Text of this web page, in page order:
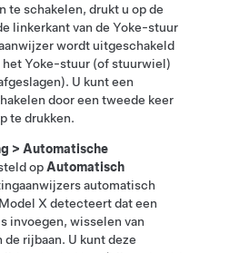
te schakelen, drukt u op de
linkerkant van de Yoke-stuur
wordt uitgeschakeld
hetYoke-stuur (of stuurwiel)
U kunt een
door een tweede keer
te drukken.
> Automatische
op Automatisch
automatisch
Model X detecteert dat een
invoegen, wisselen van
rijbaan. U kunt deze